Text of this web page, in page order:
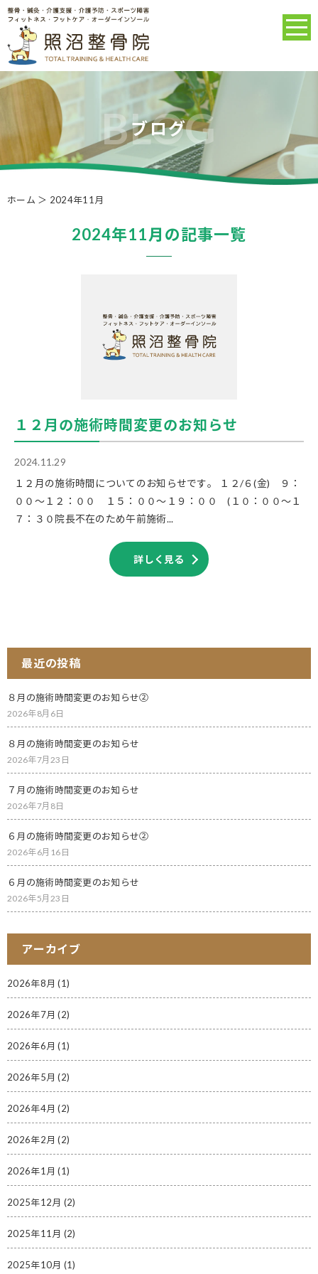
ブログ
ホーム ＞ 2024年11月
2024年11月の記事一覧
１２月の施術時間変更のお知らせ
2024.11.29
１２月の施術時間についてのお知らせです。 １２/６(金) ９：
００～１２：００ １５：００～１９：００ (１０：００～１
７：３０院長不在のため午前施術...
詳しく見る
最近の投稿
８月の施術時間変更のお知らせ②
2026年8月6日
８月の施術時間変更のお知らせ
2026年7月23日
７月の施術時間変更のお知らせ
2026年7月8日
６月の施術時間変更のお知らせ②
2026年6月16日
６月の施術時間変更のお知らせ
2026年5月23日
アーカイブ
2026年8月 (1)
2026年7月 (2)
2026年6月 (1)
2026年5月 (2)
2026年4月 (2)
2026年2月 (2)
2026年1月 (1)
2025年12月 (2)
2025年11月 (2)
2025年10月 (1)